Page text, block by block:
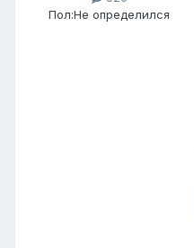
Пол:Не определился